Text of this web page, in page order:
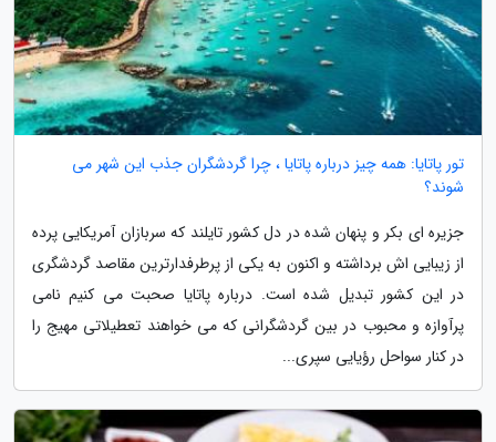
تور پاتایا: همه چیز درباره پاتایا ، چرا گردشگران جذب این شهر می
شوند؟
جزیره ای بکر و پنهان شده در دل کشور تایلند که سربازان آمریکایی پرده
از زیبایی اش برداشته و اکنون به یکی از پرطرفدارترین مقاصد گردشگری
در این کشور تبدیل شده است. درباره پاتایا صحبت می کنیم نامی
پرآوازه و محبوب در بین گردشگرانی که می خواهند تعطیلاتی مهیج را
در کنار سواحل رؤیایی سپری...